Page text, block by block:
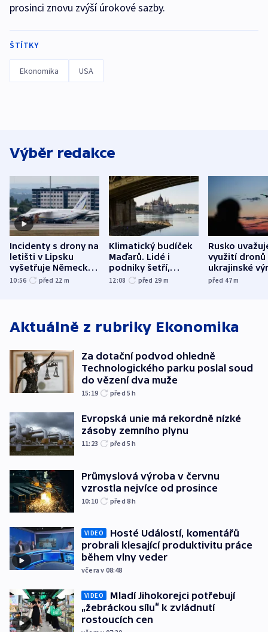
prosinci znovu zvýší úrokové sazby.
ŠTÍTKY
Ekonomika USA
Výběr redakce
Incidenty s drony na
letišti v Lipsku
vyšetřuje Německo
jako úmyslný pokus
10:56 před 22 m
Klimatický budíček
Maďarů. Lidé i
podniky šetří,
omezuje se doprava
12:08 před 29 m
Rusko
využití dronů
ukrajinské
útokům v
před 47m
Aktuálně z rubriky Ekonomika
Za dotační podvod ohledně
Technologického parku poslal soud
do vězení dva muže
15:19 před 5h
Evropská unie má rekordně nízké
zásoby zemního plynu
11:23 před 5h
Průmyslová výroba v červnu
vzrostla nejvíce od prosince
10:10 před 8h
VIDEO
Hosté Událostí, komentářů
probrali klesající produktivitu práce
během vlny veder
včera v 08:48
VIDEO
Mladí Jihokorejci potřebují
„žebráckou sílu“ k zvládnutí
rostoucích cen